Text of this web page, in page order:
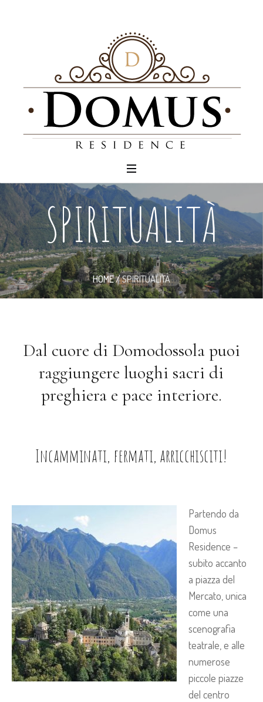
SPIRITUALITÀ
HOME/SPIRITUALITÀ
Dal cuore di Domodossola puoi
raggiungere luoghi sacri di
preghiera e pace interiore.
Incamminati, fermati, arricchisciti!
Partendo da
Domus
Residence –
subito accanto
a piazza del
Mercato, unica
come una
scenografia
teatrale, e alle
numerose
piccole piazze
del centro